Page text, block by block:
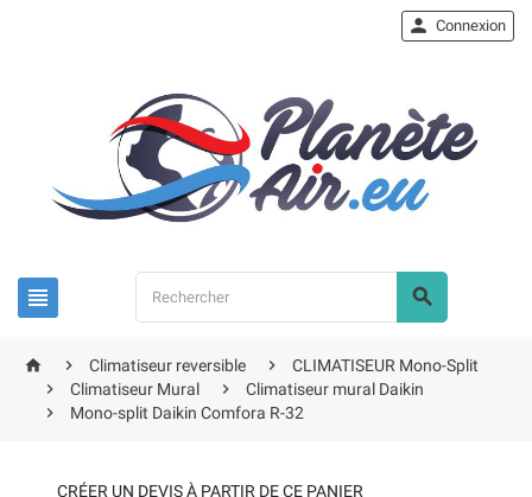
 
 Connexion
  Climatiseur reversible 
CLIMATISEUR Mono-Split

Climatiseur Mural 
Climatiseur mural Daikin

Mono-split Daikin Comfora R-32
CRÉER UN DEVIS À PARTIR DE CE PANIER